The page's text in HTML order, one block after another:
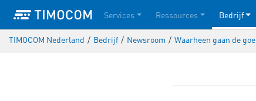
Services Ressources Bedrijf
TIMOCOM Nederland / Bedrijf / Newsroom / Waarheen gaan de